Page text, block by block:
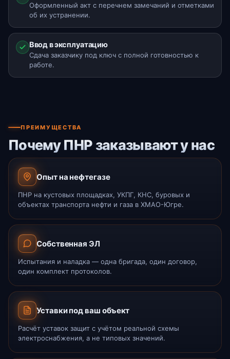
Оформленный акт с перечнем замечаний и отметками
об их устранении.
Ввод в эксплуатацию
Сдача заказчику под ключ с полной готовностью к
работе.
ПРЕИМУЩЕСТВА
Почему ПНР заказывают у нас
Опыт на нефтегазе
ПНР на кустовых площадках, УКПГ, КНС, буровых и
объектах транспорта нефти и газа в ХМАО-Югре.
Собственная ЭЛ
Испытания и наладка — одна бригада, один договор,
один комплект протоколов.
Уставки под ваш объект
Расчёт уставок защит с учётом реальной схемы
электроснабжения, а не типовых значений.